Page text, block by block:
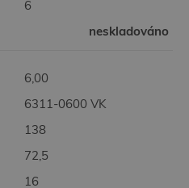
6
neskladováno
6,00
6311-0600 VK
138
72,5
16